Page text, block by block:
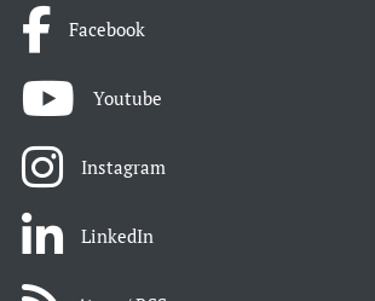
Facebook
Youtube
Instagram
LinkedIn